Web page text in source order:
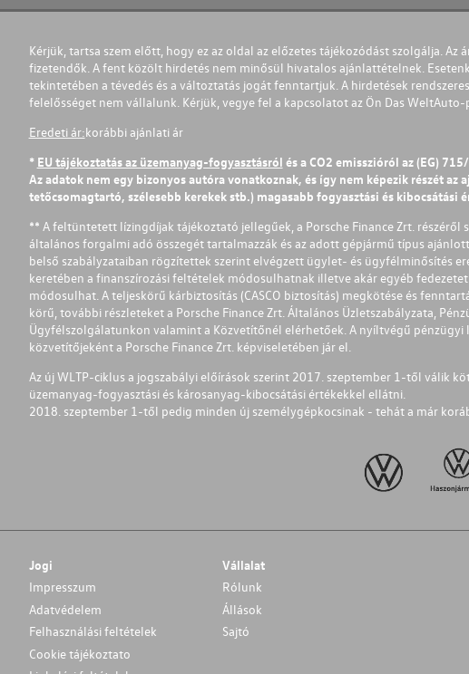
Kérjük, tartsa szem előtt, hogy ez az oldal az előzetes tájékozódást szolgálja.
fizetendők. A fent közölt hirdetés nem minősül hivatalos ajánlattételnek.
tekintetében a tévedés és a változtatás jogát fenntartjuk. A hirdetések
felelősséget nem vállalunk. Kérjük, vegye fel a kapcsolatot az Ön Das
Eredeti ár:korábbi ajánlati ár
* EU tájékoztatás az üzemanyag-fogyasztásról és a CO2 emisszióról az (EG)
Az adatok nem egy bizonyos autóra vonatkoznak, és így nem képezik részét
tetőcsomagtartó, szélesebb kerekek stb.) magasabb fogyasztási és kibocsátási
** A feltüntetett lízingdíjak tájékoztató jellegűek, a Porsche Finance Zrt.
általános forgalmi adó összegét tartalmazzák és az adott gépjármű típus
belső szabályzataiban rögzítettek szerint elvégzett ügylet- és ügyfélminősítés
keretében a finanszírozási feltételek módosulhatnak illetve akár egyéb
módosulhat. A teljeskörű kárbiztosítás (CASCO biztosítás) megkötése és
körű, további részleteket a Porsche Finance Zrt. Általános Üzletszabályzata,
Ügyfélszolgálatunkon valamint a Közvetítőnél elérhetőek. A nyíltvégű
közvetítőjeként a Porsche Finance Zrt. képviseletében jár el.
Az új WLTP-ciklus a jogszabályi előírások szerint 2017. szeptember 1-től
üzemanyag-fogyasztási és károsanyag-kibocsátási értékekkel ellátni.
2018. szeptember 1-től pedig minden új személygépkocsinak - tehát a már
Jogi
Impresszum
Adatvédelem
Felhasználási feltételek
Cookie tájékoztato
Vállalat
Rólunk
Állások
Sajtó